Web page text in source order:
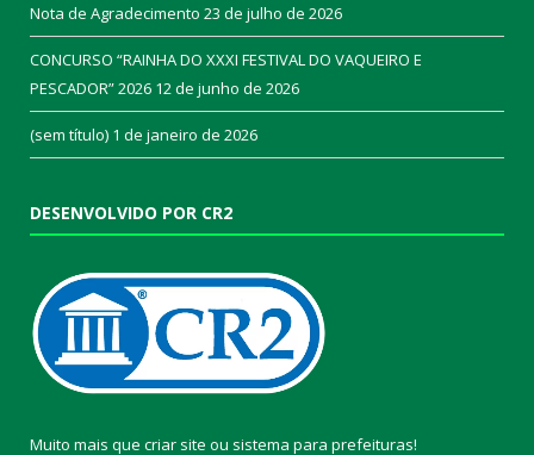
Nota de Agradecimento 23 de julho de 2026
CONCURSO “RAINHA DO XXXI FESTIVAL DO VAQUEIRO E
PESCADOR” 2026 12 de junho de 2026
(sem título) 1 de janeiro de 2026
DESENVOLVIDO POR CR2
Muito mais que criar site ou sistema para prefeituras!